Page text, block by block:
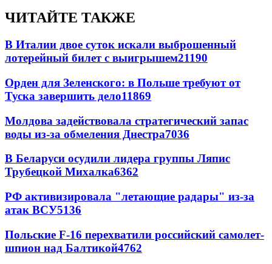
ЧИТАЙТЕ ТАКЖЕ
В Италии двое суток искали выброшенный
лотерейный билет с выигрышем21190
Орден для Зеленского: в Польше требуют от
Туска завершить дело11869
Молдова задействовала стратегический запас
воды из-за обмеления Днестра7036
В Беларуси осудили лидера группы Ляпис
Трубецкой Михалка6362
РФ активизировала "летающие радары" из-за
атак ВСУ5136
Польские F-16 перехватили российский самолет-
шпион над Балтикой4762